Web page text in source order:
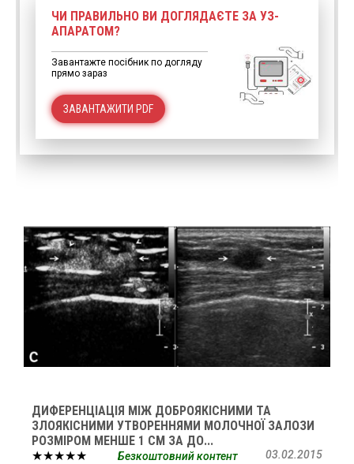
ЧИ ПРАВИЛЬНО ВИ ДОГЛЯДАЄТЕ ЗА УЗ-
АПАРАТОМ?
Завантажте посібник по догляду
прямо зараз
ЗАВАНТАЖИТИ PDF
ДИФЕРЕНЦІАЦІЯ МІЖ ДОБРОЯКІСНИМИ ТА
ЗЛОЯКІСНИМИ УТВОРЕННЯМИ МОЛОЧНОЇ ЗАЛОЗИ
РОЗМІРОМ МЕНШЕ 1 СМ ЗА ДО...
★★★★★
03.02.2015
Безкоштовний контент